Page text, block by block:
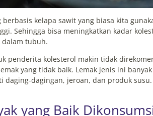
berbasis kelapa sawit yang biasa kita
Sehingga bisa meningkatkan kadar
dalam tubuh.
penderita kolesterol makin tidak
yang tidak baik. Lemak jenis ini
daging-dagingan, jeroan, dan produk susu.
yang Baik